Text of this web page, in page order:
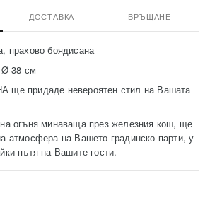
ДОСТАВКА ВРЪЩАНЕ
прахово боядисана
38 см
ще придаде невероятен стил на Вашата
огъня минаваща през железния кош, ще
атмосфера на Вашето градинско парти, у
пътя на Вашите гости.